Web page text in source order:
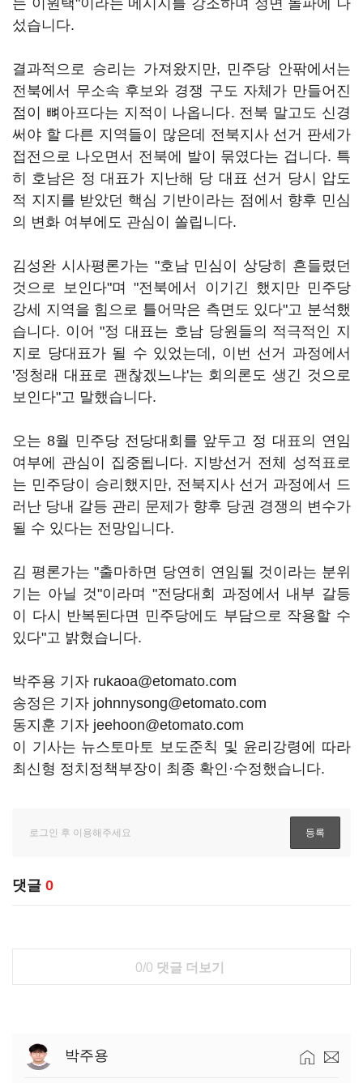
는 이원택"이라는 메시지를 강조하며 정면 돌파에 나
섰습니다.
결과적으로 승리는 가져왔지만, 민주당 안팎에서는
전북에서 무소속 후보와 경쟁 구도 자체가 만들어진
점이 뼈아프다는 지적이 나옵니다. 전북 말고도 신경
써야 할 다른 지역들이 많은데 전북지사 선거 판세가
접전으로 나오면서 전북에 발이 묶였다는 겁니다. 특
히 호남은 정 대표가 지난해 당 대표 선거 당시 압도
적 지지를 받았던 핵심 기반이라는 점에서 향후 민심
의 변화 여부에도 관심이 쏠립니다.
김성완 시사평론가는 "호남 민심이 상당히 흔들렸던
것으로 보인다"며 "전북에서 이기긴 했지만 민주당
강세 지역을 힘으로 틀어막은 측면도 있다"고 분석했
습니다. 이어 "정 대표는 호남 당원들의 적극적인 지
지로 당대표가 될 수 있었는데, 이번 선거 과정에서
'정청래 대표로 괜찮겠느냐'는 회의론도 생긴 것으로
보인다"고 말했습니다.
오는 8월 민주당 전당대회를 앞두고 정 대표의 연임
여부에 관심이 집중됩니다. 지방선거 전체 성적표로
는 민주당이 승리했지만, 전북지사 선거 과정에서 드
러난 당내 갈등 관리 문제가 향후 당권 경쟁의 변수가
될 수 있다는 전망입니다.
김 평론가는 "출마하면 당연히 연임될 것이라는 분위
기는 아닐 것"이라며 "전당대회 과정에서 내부 갈등
이 다시 반복된다면 민주당에도 부담으로 작용할 수
있다"고 밝혔습니다.
박주용 기자 rukaoa@etomato.com
송정은 기자 johnnysong@etomato.com
동지훈 기자 jeehoon@etomato.com
이 기사는 뉴스토마토 보도준칙 및 윤리강령에 따라
최신형 정치정책부장이 최종 확인·수정했습니다.
댓글 0
0/0 댓글 더보기
박주용